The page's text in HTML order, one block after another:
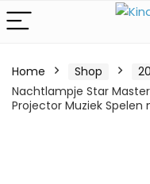
Home Shop
Nachtlampje Star
Projector Muziek